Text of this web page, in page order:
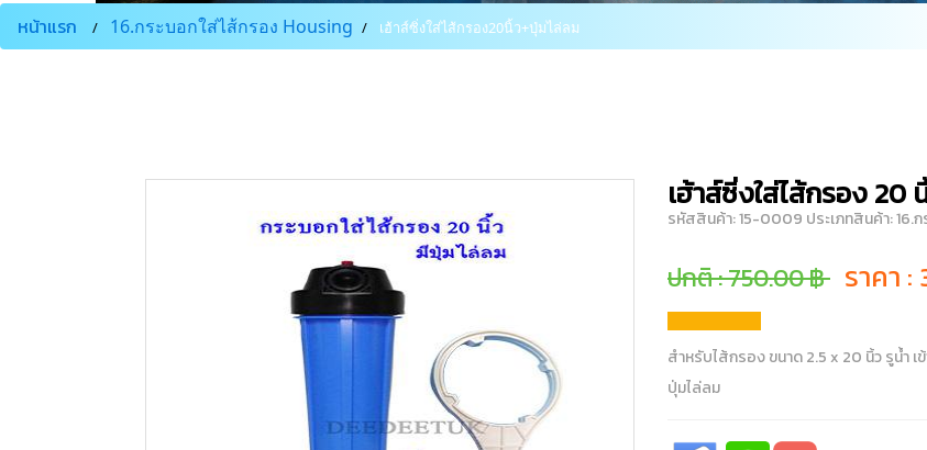
หน้าแรก 16.กระบอกใส่ไส้กรอง Housing เฮ้าส์ซิ่งใส่ไส้กรอง20นิ้ว+ปุ่มไล่ลม
เฮ้าส์ซิ่งใส่ไส้กรอง 20
รหัสสินค้า: 15-0009 ประเภทสินค้า: 16.
ปกติ : 750.00 ฿ ราคา :
สำหรับไส้กรอง ขนาด 2.5 x 20 นิ้ว รูน้ำ
ปุ่มไล่ลม